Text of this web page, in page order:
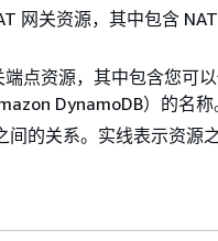
网关资源，其中包含
点资源，其中包含您可
DynamoDB）的名称
的关系。实线表示资源